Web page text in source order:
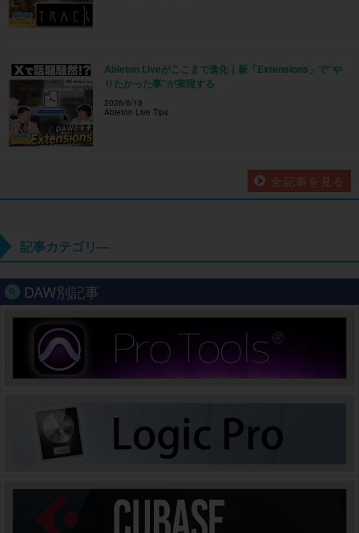
Ableton Liveがここまで進化｜新「Extensions」で“や
りたかった事”が実現する
2026/6/19
Ableton Live Tips
全記事を見る
記事カテゴリ―
DAW別記事